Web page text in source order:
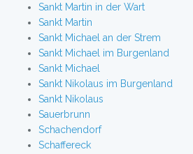
Sankt Martin in der Wart
Sankt Martin
Sankt Michael an der Strem
Sankt Michael im Burgenland
Sankt Michael
Sankt Nikolaus im Burgenland
Sankt Nikolaus
Sauerbrunn
Schachendorf
Schaffereck